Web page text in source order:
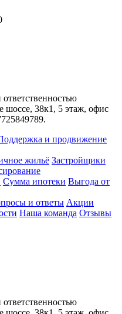
шоссе, 38к1, 5 этаж, офис
и продвижение
жильё Застройщики
Сумма ипотеки Выгода от
и ответы Акции
Наша команда Отзывы